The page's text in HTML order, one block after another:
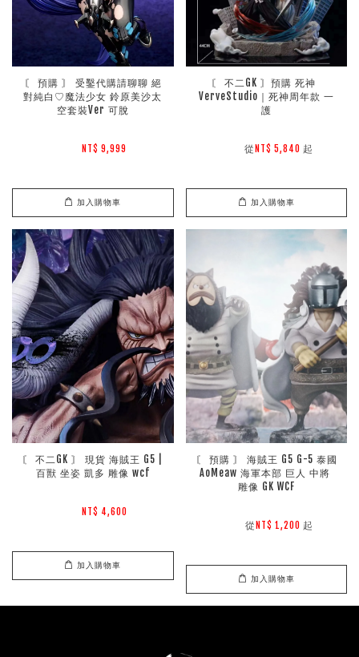
〘 預購 〙 受鑿代購請聊聊 絕
對純白♡魔法少女 鈴原美沙太
空套裝Ver 可脫
NT$ 9,999
加入購物車
〘 不二GK 〙預購 死神
VerveStudio｜死神周年款 一
護
        從
NT$ 5,840 起
加入購物車
〘 不二GK 〙 現貨 海賊王 G5 |
百獸 坐姿 凱多 雕像 wcf
NT$ 4,600
加入購物車
〘 預購 〙 海賊王 G5 G-5 泰國
AoMeaw 海軍本部 巨人 中將
雕像 GK WCF
        從
NT$ 1,200 起
加入購物車